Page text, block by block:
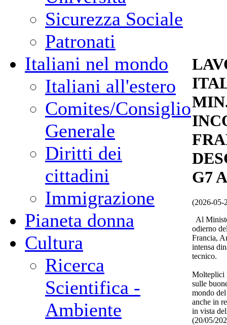
Sicurezza Sociale
Patronati
Italiani nel mondo
Italiani all'estero
Comites/Consiglio
Generale
Diritti dei
cittadini
Immigrazione
Pianeta donna
Cultura
Ricerca
Scientifica -
Ambiente
G7
(2026-05-
Al
odierno
Francia,
intensa
tecnico.
Molteplici
sulle
mondo
anche in
in vista
(20/05/